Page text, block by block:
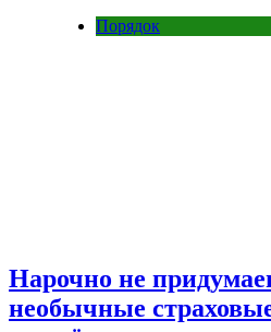
Порядок
Нарочно не
необычные